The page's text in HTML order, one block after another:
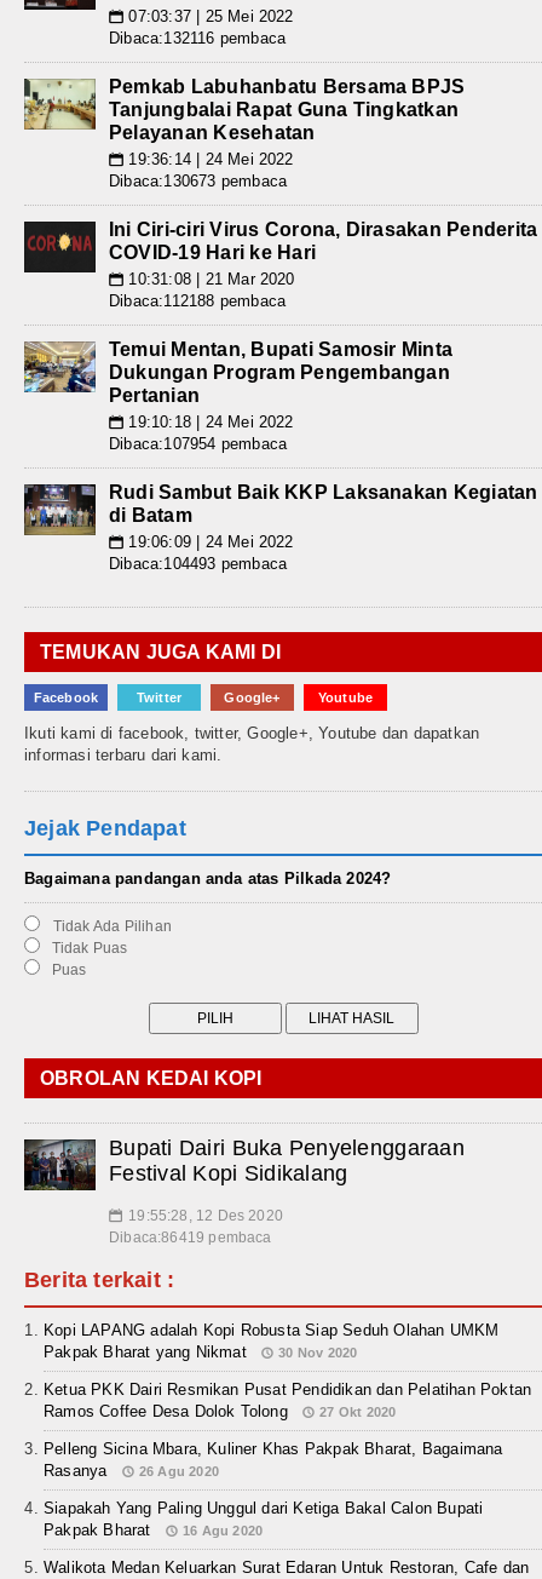
📅 07:03:37 | 25 Mei 2022
Dibaca:132116 pembaca
Pemkab Labuhanbatu Bersama BPJS
Tanjungbalai Rapat Guna Tingkatkan
Pelayanan Kesehatan
📅 19:36:14 | 24 Mei 2022
Dibaca:130673 pembaca
Ini Ciri-ciri Virus Corona, Dirasakan Penderita
COVID-19 Hari ke Hari
📅 10:31:08 | 21 Mar 2020
Dibaca:112188 pembaca
Temui Mentan, Bupati Samosir Minta
Dukungan Program Pengembangan
Pertanian
📅 19:10:18 | 24 Mei 2022
Dibaca:107954 pembaca
Rudi Sambut Baik KKP Laksanakan Kegiatan
di Batam
📅 19:06:09 | 24 Mei 2022
Dibaca:104493 pembaca
TEMUKAN JUGA KAMI DI
Facebook Twitter Google+ Youtube
Ikuti kami di facebook, twitter, Google+, Youtube dan dapatkan
informasi terbaru dari kami.
Jejak Pendapat
Bagaimana pandangan anda atas Pilkada 2024?
Tidak Ada Pilihan
Tidak Puas
Puas
OBROLAN KEDAI KOPI
Bupati Dairi Buka Penyelenggaraan
Festival Kopi Sidikalang
📅 19:55:28, 12 Des 2020
Dibaca:86419 pembaca
Berita terkait :
Kopi LAPANG adalah Kopi Robusta Siap Seduh Olahan UMKM
Pakpak Bharat yang Nikmat
30 Nov 2020
Ketua PKK Dairi Resmikan Pusat Pendidikan dan Pelatihan Poktan
Ramos Coffee Desa Dolok Tolong
27 Okt 2020
Pelleng Sicina Mbara, Kuliner Khas Pakpak Bharat, Bagaimana
Rasanya
26 Agu 2020
Siapakah Yang Paling Unggul dari Ketiga Bakal Calon Bupati
Pakpak Bharat
16 Agu 2020
Walikota Medan Keluarkan Surat Edaran Untuk Restoran, Cafe dan